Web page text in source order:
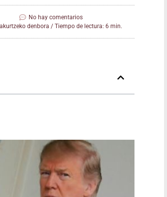
No hay comentarios
denbora / Tiempo de lectura: 6 min.